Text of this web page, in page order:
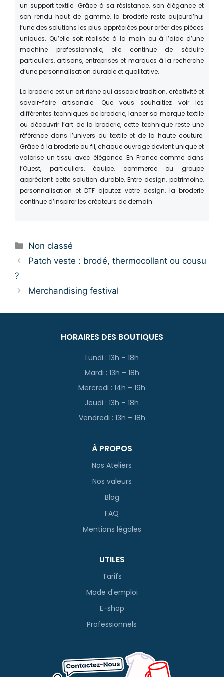
un support textile. Grâce à sa résistance, son élégance et
son rendu haut de gamme, la broderie reste aujourd’hui
l’une des solutions les plus appréciées pour créer des pièces
uniques. Qu’elle soit réalisée à la main ou à l’aide d’une
machine professionnelle, elle continue de séduire
particuliers, artisans, entreprises et marques à la recherche
d’une personnalisation durable et qualitative.
La broderie est un art riche qui associe tradition, créativité et
savoir-faire artisanale. Que vous souhaitiez voir les
différentes techniques de broderie, lancer sa marque textile
ou découvrir l’art de la broderie, cette technique reste une
référence dans l’univers du textile et de la haute couture.
Grâce à la broderie au fil, chaque ouvrage devient unique et
valorise un tissu avec élégance. En France comme dans
l’Ouest, particuliers, équipe, commerce ou groupe
apprécient cette solution durable. Entre design, patrimoine,
personnalisation et DTF ajoutez votre design, la broderie
continue d’inspirer les créateurs de demain.
Non classé
Patch veste : brodé, thermocollant ou cousu
?
Merchandising festival
HORAIRES DES BOUTIQUES
Lundi : 13h – 18h
Mardi : 13h – 18h
Mercredi : 14h – 19h
Jeudi : 13h – 18h
Vendredi : 13h – 18h
À PROPOS
Nos Ateliers
Nos valeurs
Blog
FAQ
Mentions légales
UTILES
Tarifs
Mode d'emploi
E-shop
Professionnels